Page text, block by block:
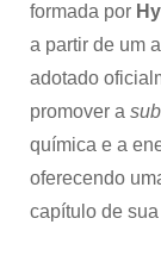
formada por
a partir de um
adotado
promover a
química e a
oferecendo
capítulo de